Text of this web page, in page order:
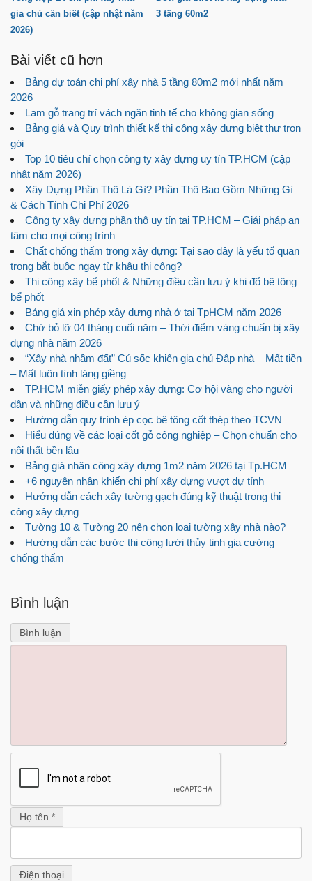
gia chủ cần biết (cập nhật năm
2026)
3 tầng 60m2
Bài viết cũ hơn
Bảng dự toán chi phí xây nhà 5 tầng 80m2 mới nhất năm
2026
Lam gỗ trang trí vách ngăn tinh tế cho không gian sống
Bảng giá và Quy trình thiết kế thi công xây dựng biệt thự trọn
gói
Top 10 tiêu chí chọn công ty xây dựng uy tín TP.HCM (cập
nhật năm 2026)
Xây Dựng Phần Thô Là Gì? Phần Thô Bao Gồm Những Gì
& Cách Tính Chi Phí 2026
Công ty xây dựng phần thô uy tín tại TP.HCM – Giải pháp an
tâm cho mọi công trình
Chất chống thấm trong xây dựng: Tại sao đây là yếu tố quan
trọng bắt buộc ngay từ khâu thi công?
Thi công xây bể phốt & Những điều cần lưu ý khi đổ bê tông
bể phốt
Bảng giá xin phép xây dựng nhà ở tại TpHCM năm 2026
Chớ bỏ lỡ 04 tháng cuối năm – Thời điểm vàng chuẩn bị xây
dựng nhà năm 2026
“Xây nhà nhầm đất” Cú sốc khiến gia chủ Đập nhà – Mất tiền
– Mất luôn tình láng giềng
TP.HCM miễn giấy phép xây dựng: Cơ hội vàng cho người
dân và những điều cần lưu ý
Hướng dẫn quy trình ép cọc bê tông cốt thép theo TCVN
Hiểu đúng về các loại cốt gỗ công nghiệp – Chọn chuẩn cho
nội thất bền lâu
Bảng giá nhân công xây dựng 1m2 năm 2026 tại Tp.HCM
+6 nguyên nhân khiến chi phí xây dựng vượt dự tính
Hướng dẫn cách xây tường gạch đúng kỹ thuật trong thi
công xây dựng
Tường 10 & Tường 20 nên chọn loại tường xây nhà nào?
Hướng dẫn các bước thi công lưới thủy tinh gia cường
chống thấm
Bình luận
Bình luận
Họ tên *
Điện thoại